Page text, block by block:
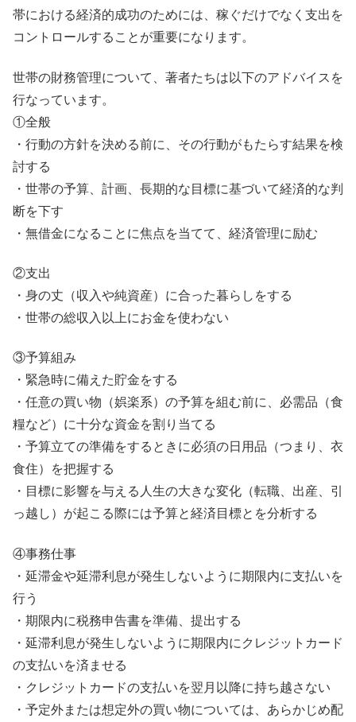
帯における経済的成功のためには、稼ぐだけでなく支出を
コントロールすることが重要になります。
世帯の財務管理について、著者たちは以下のアドバイスを
行なっています。
①全般
・行動の方針を決める前に、その行動がもたらす結果を検
討する
・世帯の予算、計画、長期的な目標に基づいて経済的な判
断を下す
・無借金になることに焦点を当てて、経済管理に励む
②支出
・身の丈（収入や純資産）に合った暮らしをする
・世帯の総収入以上にお金を使わない
③予算組み
・緊急時に備えた貯金をする
・任意の買い物（娯楽系）の予算を組む前に、必需品（食
糧など）に十分な資金を割り当てる
・予算立ての準備をするときに必須の日用品（つまり、衣
食住）を把握する
・目標に影響を与える人生の大きな変化（転職、出産、引
っ越し）が起こる際には予算と経済目標とを分析する
④事務仕事
・延滞金や延滞利息が発生しないように期限内に支払いを
行う
・期限内に税務申告書を準備、提出する
・延滞利息が発生しないように期限内にクレジットカード
の支払いを済ませる
・クレジットカードの支払いを翌月以降に持ち越さない
・予定外または想定外の買い物については、あらかじめ配